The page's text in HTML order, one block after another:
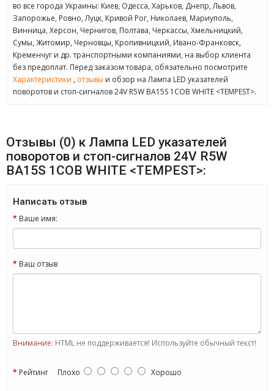
во все города Украины: Киев, Одесса, Харьков, Днепр, Львов,
Запорожье, Ровно, Луцк, Кривой Рог, Николаев, Мариуполь,
Винница, Херсон, Чернигов, Полтава, Черкассы, Хмельницкий,
Сумы, Житомир, Черновцы, Кропивницкий, Ивано-Франковск,
Кременчуг и др. транспортными компаниями, на выбор клиента
без предоплат. Перед заказом товара, обязательно посмотрите
Характеристики , отзывы и обзор на Лампа LED указателей
поворотов и стоп-сигналов 24V R5W BA15S 1COB WHITE <TEMPEST>.
Отзывы (0) к Лампа LED указателей
поворотов и стоп-сигналов 24V R5W
BA15S 1COB WHITE <TEMPEST>:
Написать отзыв
Ваше имя:
Ваш отзыв
Внимание: HTML не поддерживается! Используйте обычный текст!
Рейтинг Плохо Хорошо